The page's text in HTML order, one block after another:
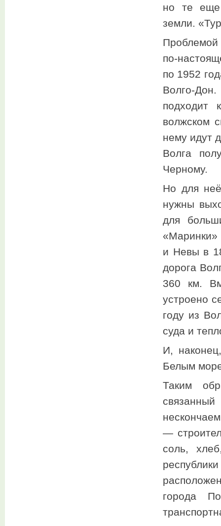
но те еще
земли.
Проблемой
по-
по 1952
Волго-
волжском
нему идут
Волга
Черному.
Но для
нужны
для
«Маринки»
и Невы в
дорога
360 км.
устроено
году из
суда и
И,
Белым
Таким
—
соль,
города